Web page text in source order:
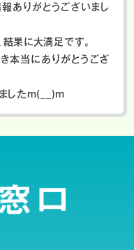
ありがとうございまし
果に大満足です。
本当にありがとうござ
したm(__)m